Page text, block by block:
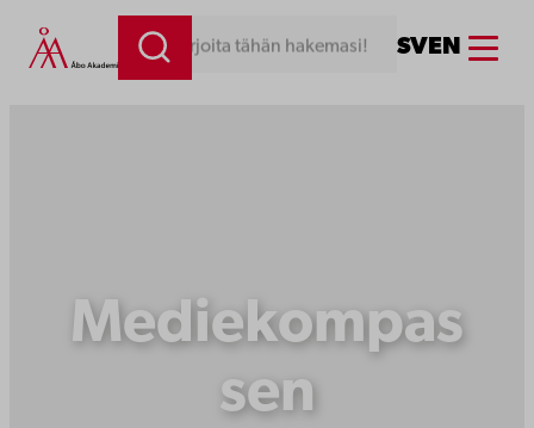
Siirry
sisältöön
Kirjoita tähän hakemasi! SVEN Menu
Mediekompas
sen